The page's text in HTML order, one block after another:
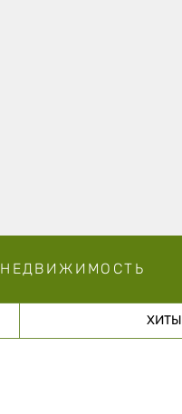
НЕДВИЖИМОСТЬ
ХИТЫ